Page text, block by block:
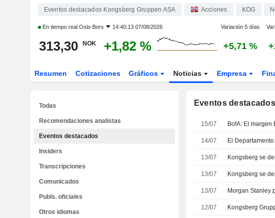
Eventos destacados Kongsberg Gruppen ASA Acciones KOG
En tiempo real Oslo Bors 14:40:13 07/08/2026 Variación 5 días
313,30 NOK +1,82 % +5,71 %
Resumen Cotizaciones Gráficos Noticias Empresa
Eventos destacados
15/07
14/07
13/07 Kongsberg se
13/07 Kongsberg se
13/07
12/07
Todas
Recomendaciones analistas
Eventos destacados
Insiders
Transcripciones
Comunicados
Publs. oficiales
Otros idiomas